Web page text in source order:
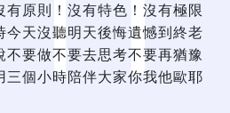
有原則！沒有特色！沒有極限
今天沒聽明天後悔遺憾到終老
不要做不要去思考不要再猶豫
三個小時陪伴大家你我他歐耶